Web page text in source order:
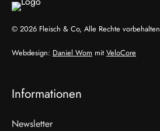
© 2026 Fleisch & Co, Alle Rechte vorbehalten
Webdesign: Daniel Wom mit VeloCore
Informationen
Newsletter